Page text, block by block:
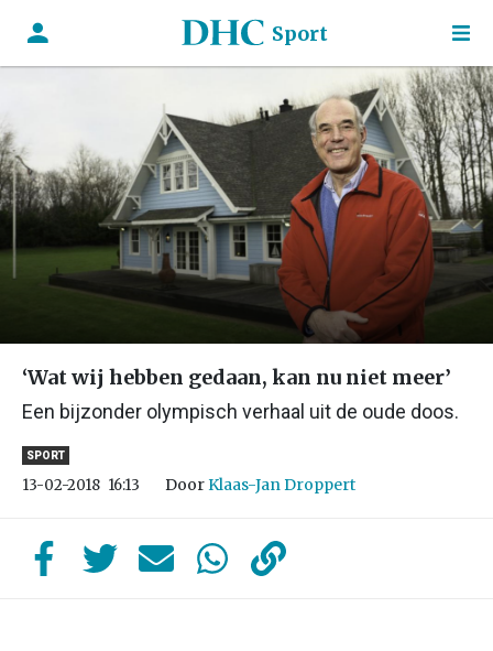
Sport
‘Wat wij hebben gedaan, kan nu niet meer’
Een bijzonder olympisch verhaal uit de oude doos.
SPORT
13-02-2018 16:13 DoorKlaas-Jan Droppert